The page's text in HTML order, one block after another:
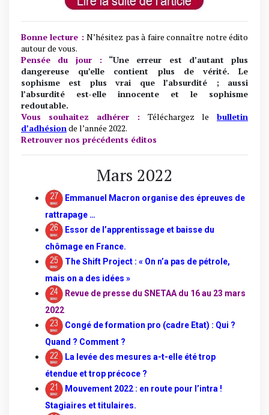
Bonne lecture :N’hésitez pas à faire connaître notre édito
autour de vous.
Pensée du jour : “Une erreur est d’autant plus
dangereuse qu’elle contient plus de vérité. Le
sophisme est plus vrai que l’absurdité ; aussi
l’absurdité est-elle innocente et le sophisme
redoutable.
Vous souhaitez adhérer : Téléchargez le
bulletin
d’adhésionde l’année 2022.
Retrouver nos précédents éditos
Mars 2022
Emmanuel Macron organise des épreuves de
rattrapage …
Essor de l’apprentissage et baisse du
chômage en France.
The Shift Project : « On n’a pas de pétrole,
mais on a des idées »
Revue de presse du SNETAA du 16 au 23 mars
2022
Congé de formation pro (cadre Etat) : Qui ?
Quand ? Comment ?
La levée des mesures a-t-elle été trop
étendue et trop précoce ?
Mouvement 2022 : en route pour l’intra !
Stagiaires et titulaires.